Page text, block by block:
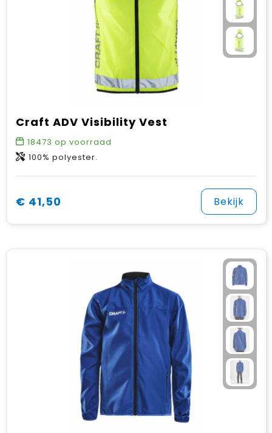
Craft ADV Visibility Vest
18473 op voorraad
100% polyester.
€ 41,50 Bekijk